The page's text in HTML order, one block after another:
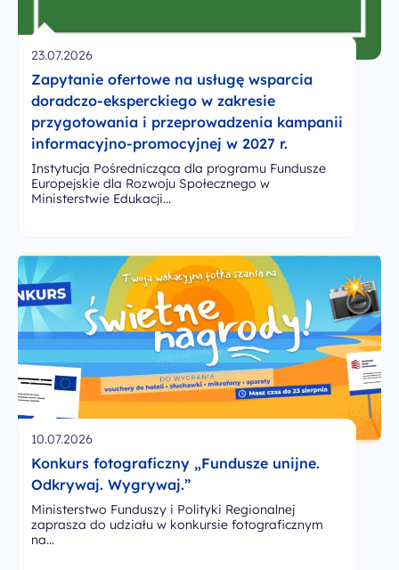
23.07.2026
Zapytanie ofertowe na usługę wsparcia
doradczo-eksperckiego w zakresie
przygotowania i przeprowadzenia kampanii
informacyjno-promocyjnej w 2027 r.
Instytucja Pośrednicząca dla programu Fundusze
Europejskie dla Rozwoju Społecznego w
Ministerstwie Edukacji…
10.07.2026
Konkurs fotograficzny „Fundusze unijne.
Odkrywaj. Wygrywaj.”
Ministerstwo Funduszy i Polityki Regionalnej
zaprasza do udziału w konkursie fotograficznym
na…